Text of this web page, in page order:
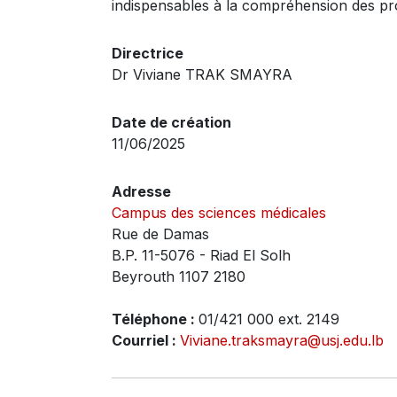
indispensables à la compréhension des
Directrice
Dr Viviane TRAK SMAYRA
Date de création
11/06/2025
Adresse
Campus des sciences médicales
Rue de Damas
B.P. 11-5076 - Riad El Solh
Beyrouth 1107 2180
Téléphone : 01/421 000 ext. 2149
Courriel : Viviane.traksmayra@usj.edu.lb